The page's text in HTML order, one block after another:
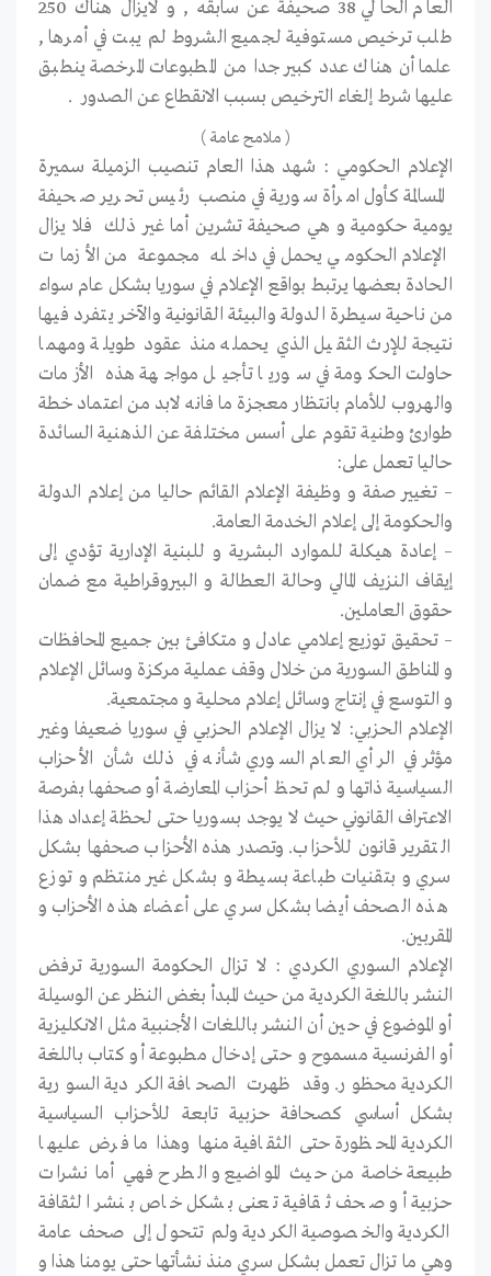
العام الحالي 38 صحيفة عن سابقه , و لايزال هناك 250
طلب ترخيص مستوفية لجميع الشروط لم يبت في أمرها ,
علما أن هناك عدد كبير جدا من المطبوعات المرخصة ينطبق
عليها شرط إلغاء الترخيص بسبب الانقطاع عن الصدور .
( ملامح عامة )
الإعلام الحكومي : شهد هذا العام تنصيب الزميلة سميرة
المسالمة كأول امرأة سورية في منصب رئيس تحرير صحيفة
يومية حكومية و هي صحيفة تشرين أما غير ذلك فلا يزال
الإعلام الحكومي يحمل في داخله مجموعة من الأزمات
الحادة بعضها يرتبط بواقع الإعلام في سوريا بشكل عام سواء
من ناحية سيطرة الدولة والبيئة القانونية والآخر يتفرد فيها
نتيجة للإرث الثقيل الذي يحمله منذ عقود طويلة ومهما
حاولت الحكومة في سوريا تأجيل مواجهة هذه الأزمات
والهروب للأمام بانتظار معجزة ما فانه لابد من اعتماد خطة
طوارئ وطنية تقوم على أسس مختلفة عن الذهنية السائدة
حاليا تعمل على:
– تغيير صفة و وظيفة الإعلام القائم حاليا من إعلام الدولة
والحكومة إلى إعلام الخدمة العامة.
– إعادة هيكلة للموارد البشرية و للبنية الإدارية تؤدي إلى
إيقاف النزيف المالي وحالة العطالة و البيروقراطية مع ضمان
حقوق العاملين.
– تحقيق توزيع إعلامي عادل و متكافئ بين جميع المحافظات
و المناطق السورية من خلال وقف عملية مركزة وسائل الإعلام
و التوسع في إنتاج وسائل إعلام محلية و مجتمعية.
الإعلام الحزبي: لا يزال الإعلام الحزبي في سوريا ضعيفا وغير
مؤثر في الرأي العام السوري شأنه في ذلك شأن الأحزاب
السياسية ذاتها و لم تحظ أحزاب المعارضة أو صحفها بفرصة
الاعتراف القانوني حيث لا يوجد بسوريا حتى لحظة إعداد هذا
التقرير قانون للأحزاب. وتصدر هذه الأحزاب صحفها بشكل
سري و بتقنيات طباعة بسيطة و بشكل غير منتظم و توزع
هذه الصحف أيضا بشكل سري على أعضاء هذه الأحزاب و
المقربين.
الإعلام السوري الكردي : لا تزال الحكومة السورية ترفض
النشر باللغة الكردية من حيث المبدأ بغض النظر عن الوسيلة
أو الموضوع في حين أن النشر باللغات الأجنبية مثل الانكليزية
أو الفرنسية مسموح و حتى إدخال مطبوعة أو كتاب باللغة
الكردية محظور. وقد ظهرت الصحافة الكردية السورية
بشكل أساسي كصحافة حزبية تابعة للأحزاب السياسية
الكردية المحظورة حتى الثقافية منها وهذا ما فرض عليها
طبيعة خاصة من حيث المواضيع و الطرح فهي أما نشرات
حزبية أو صحف ثقافية تعنى بشكل خاص بنشر الثقافة
الكردية والخصوصية الكردية ولم تتحول إلى صحف عامة
وهي ما تزال تعمل بشكل سري منذ نشأتها حتى يومنا هذا و